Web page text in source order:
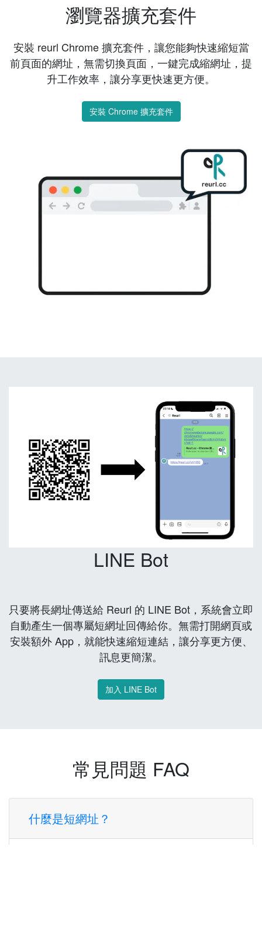
瀏覽器擴充套件
安裝 reurl Chrome 擴充套件，讓您能夠快速縮短當
前頁面的網址，無需切換頁面，一鍵完成縮網址，提
升工作效率，讓分享更快速更方便。
安裝 Chrome 擴充套件
LINE Bot
只要將長網址傳送給 Reurl 的 LINE Bot，系統會立即
自動產生一個專屬短網址回傳給你。無需打開網頁或
安裝額外 App，就能快速縮短連結，讓分享更方便、
訊息更簡潔。
加入 LINE Bot
常見問題 FAQ
什麼是短網址？